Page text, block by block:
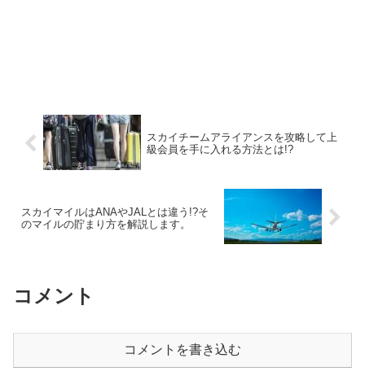
スカイチームアライアンスを攻略して上
級会員を手に入れる方法とは!?
スカイマイルはANAやJALとは違う!?そ
のマイルの貯まり方を解説します。
コメント
コメントを書き込む